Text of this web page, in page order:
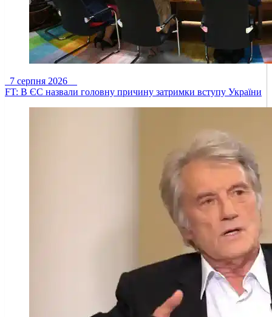
7 серпня 2026
FT: В ЄС назвали головну причину затримки вступу України